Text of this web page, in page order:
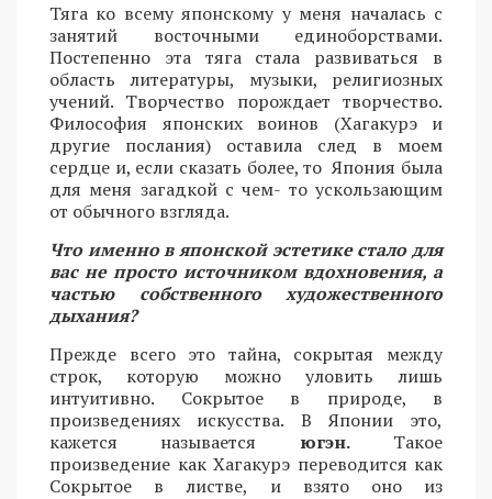
Тяга ко всему японскому у меня началась с
занятий восточными единоборствами.
Постепенно эта тяга стала развиваться в
область литературы, музыки, религиозных
учений. Творчество порождает творчество.
Философия японских воинов (Хагакурэ и
другие послания) оставила след в моем
сердце и, если сказать более, то Япония была
для меня загадкой с чем- то ускользающим
от обычного взгляда.
Что именно в японской эстетике стало для
вас не просто источником вдохновения, а
частью собственного художественного
дыхания?
Прежде всего это тайна, сокрытая между
строк, которую можно уловить лишь
интуитивно. Сокрытое в природе, в
произведениях искусства. В Японии это,
кажется называется югэн.Такое
произведение как Хагакурэ переводится как
Сокрытое в листве, и взято оно из